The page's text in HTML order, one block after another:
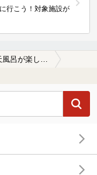
行こう！対象施設が